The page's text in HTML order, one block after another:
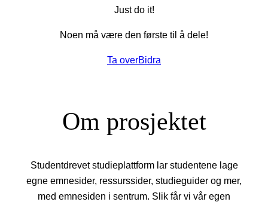
Just do it!
Noen må være den første til å dele!
Ta overBidra
Om prosjektet
Studentdrevet studieplattform lar studentene lage
egne emnesider, ressurssider, studieguider og mer,
med emnesiden i sentrum. Slik får vi vår egen